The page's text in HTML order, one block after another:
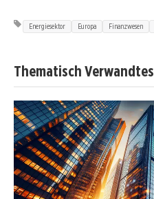
Energiesektor Europa Finanzwesen
Thematisch Verwandtes